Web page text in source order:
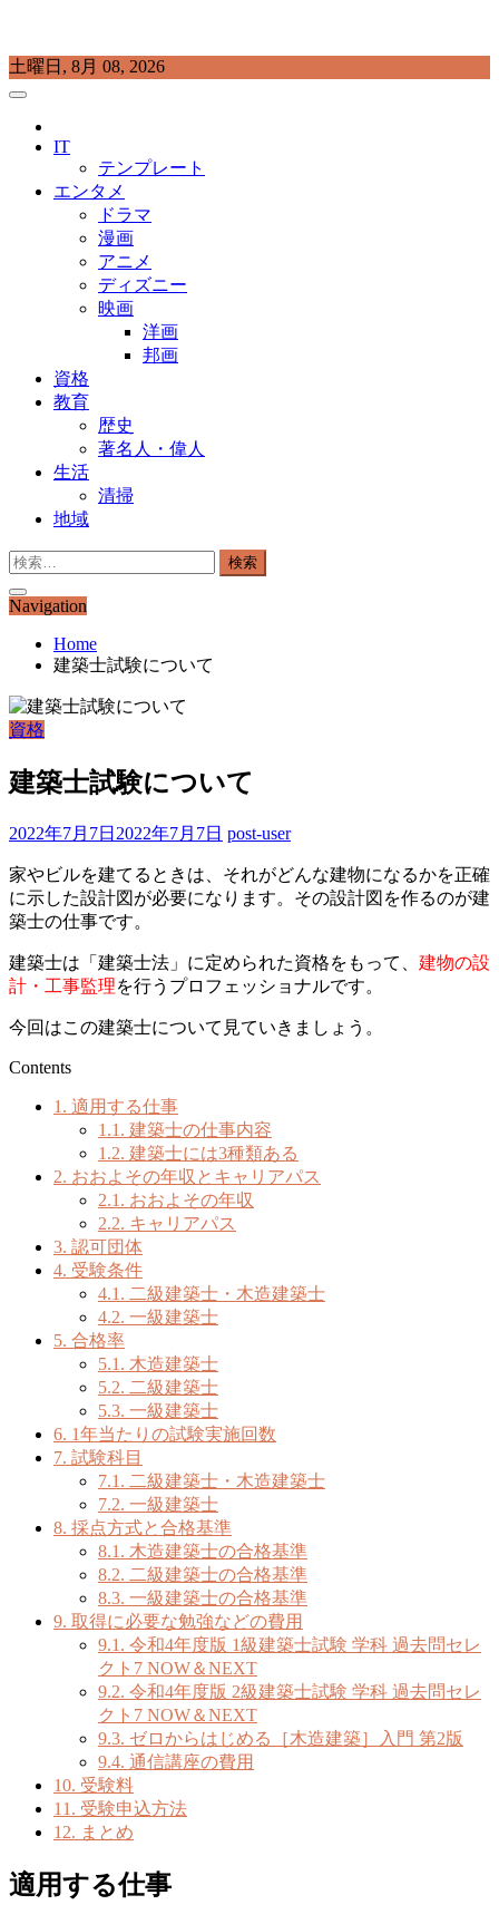
Skip
to
content
土曜日, 8月 08, 2026
IT
テンプレート
エンタメ
ドラマ
漫画
アニメ
ディズニー
映画
洋画
邦画
資格
教育
歴史
著名人・偉人
生活
清掃
地域
検
Navigation
Home
建築士試験について
資格
建築士試験について
2022年7月7日 2022年7月7日 post-user
家やビルを建てるときは、それがどんな建物になるかを正確
に示した設計図が必要になります。その設計図を作るのが建
築士の仕事です。
建築士は「建築士法」に定められた資格をもって、 建物の設
計・工事監理を行うプロフェッショナルです。
今回はこの建築士について見ていきましょう。
Contents
1. 適用する仕事
1.1. 建築士の仕事内容
1.2. 建築士には3種類ある
2. おおよその年収とキャリアパス
2.1. おおよその年収
2.2. キャリアパス
3. 認可団体
4. 受験条件
4.1. 二級建築士・木造建築士
4.2. 一級建築士
5. 合格率
5.1. 木造建築士
5.2. 二級建築士
5.3. 一級建築士
6. 1年当たりの試験実施回数
7. 試験科目
7.1. 二級建築士・木造建築士
7.2. 一級建築士
8. 採点方式と合格基準
8.1. 木造建築士の合格基準
8.2. 二級建築士の合格基準
8.3. 一級建築士の合格基準
9. 取得に必要な勉強などの費用
9.1. 令和4年度版 1級建築士試験 学科 過去問セレ
クト7 NOW＆NEXT
9.2. 令和4年度版 2級建築士試験 学科 過去問セレ
クト7 NOW＆NEXT
9.3. ゼロからはじめる［木造建築］入門 第2版
9.4. 通信講座の費用
10. 受験料
11. 受験申込方法
12. まとめ
適用する仕事